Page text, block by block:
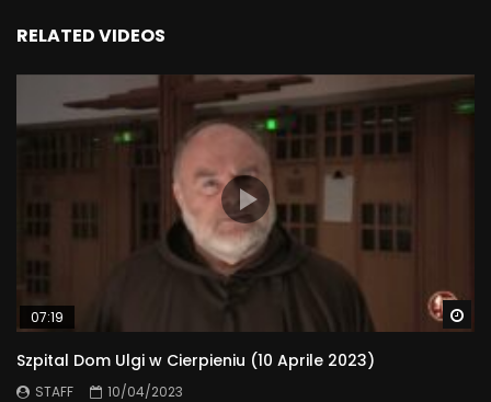
RELATED VIDEOS
07:19
Szpital Dom Ulgi w Cierpieniu (10 Aprile 2023)
STAFF
10/04/2023